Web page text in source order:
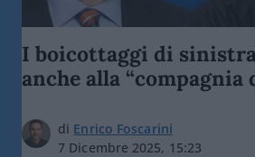
I boicottaggi di
anche alla “compagnia
di Enrico Foscarini
7 Dicembre 2025, 15:23